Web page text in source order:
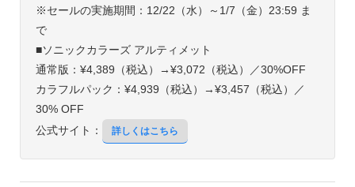
※セールの実施期間：12/22（水）～1/7（金）23:59 ま
で
■ソニックカラーズ アルティメット
通常版：¥4,389（税込）→¥3,072（税込）／30%OFF
カラフルパック：¥4,939（税込）→¥3,457（税込）／
30% OFF
公式サイト：
詳しくはこちら